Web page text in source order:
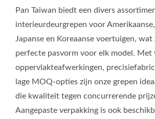
Pan Taiwan biedt een divers
interieurdeurgrepen voor
Japanse en Koreaanse voertuigen,
perfecte pasvorm voor elk model. Met
oppervlakteafwerkingen,
lage MOQ-opties zijn onze grepen
die kwaliteit tegen concurrerende
Aangepaste verpakking is ook